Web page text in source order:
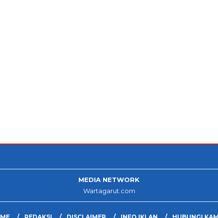
MEDIA NETWORK
Wartagarut.com